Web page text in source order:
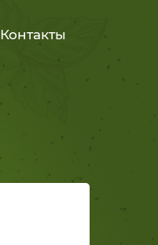
Контакты